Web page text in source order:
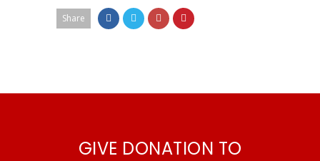
Share
GIVE DONATION TO